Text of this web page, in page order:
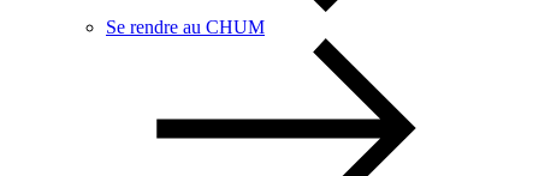
Se rendre au CHUM